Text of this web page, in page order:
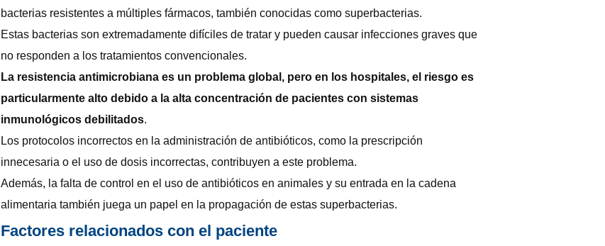
bacterias resistentes a múltiples fármacos, también conocidas como superbacterias.
Estas bacterias son extremadamente difíciles de tratar y pueden causar infecciones graves que
no responden a los tratamientos convencionales.
La resistencia antimicrobiana es un problema global, pero en los hospitales, el riesgo es
particularmente alto debido a la alta concentración de pacientes con sistemas
inmunológicos debilitados.
Los protocolos incorrectos en la administración de antibióticos, como la prescripción
innecesaria o el uso de dosis incorrectas, contribuyen a este problema.
Además, la falta de control en el uso de antibióticos en animales y su entrada en la cadena
alimentaria también juega un papel en la propagación de estas superbacterias.
Factores relacionados con el paciente